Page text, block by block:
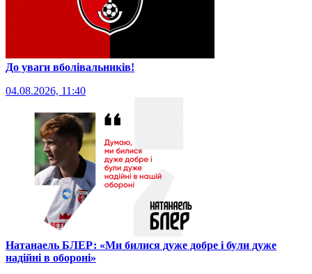
До уваги вболівальників!
04.08.2026, 11:40
Натанаель БЛЕР: «Ми билися дуже добре і були дуже
надійні в обороні»